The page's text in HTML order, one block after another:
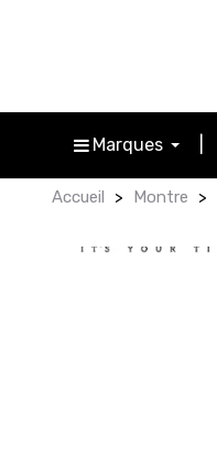
Marques
Accueil Montre